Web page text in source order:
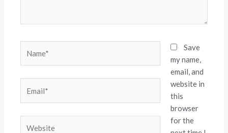
Save
my name,
email, and
website in
this
browser
for the